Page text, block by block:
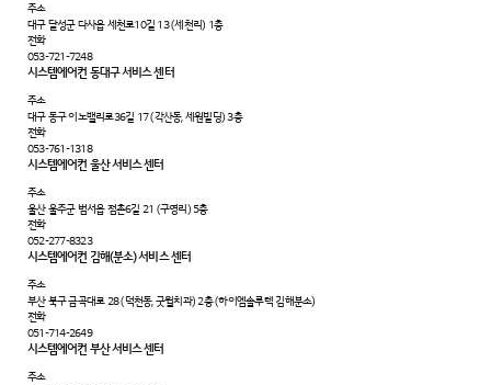
주소
대구 달성군 다사읍 세천로10길 13 (세천리) 1층
전화
053-721-7248
시스템에어컨 동대구 서비스 센터
주소
대구 동구 이노밸리로36길 17 (각산동, 세원빌딩) 3층
전화
053-761-1318
시스템에어컨 울산 서비스 센터
주소
울산 울주군 범서읍 점촌6길 21 (구영리) 5층
전화
052-277-8323
시스템에어컨 김해(분소) 서비스 센터
주소
부산 북구 금곡대로 28 (덕천동, 굿윌치과) 2층 (하이엠솔루텍 김해분소)
전화
051-714-2649
시스템에어컨 부산 서비스 센터
주소